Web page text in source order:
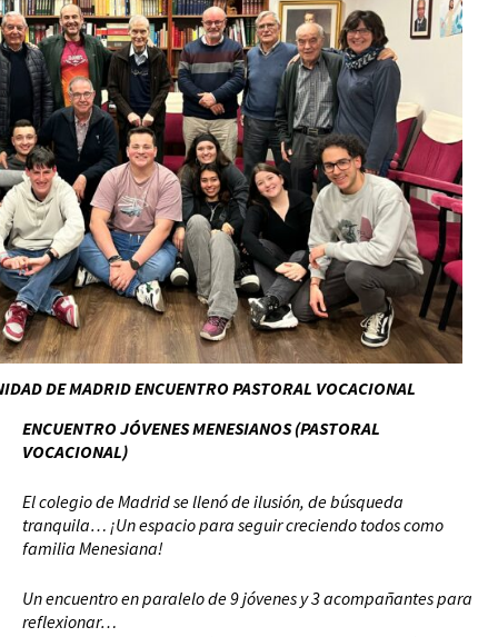
DE MADRID ENCUENTRO PASTORAL VOCACIONAL
ENCUENTRO JÓVENES MENESIANOS (PASTORAL
VOCACIONAL)
El colegio de Madrid se llenó de ilusión, de búsqueda
tranquila… ¡Un espacio para seguir creciendo todos como
familia Menesiana!
Un encuentro en paralelo de 9 jóvenes y 3 acompañantes para
reflexionar…